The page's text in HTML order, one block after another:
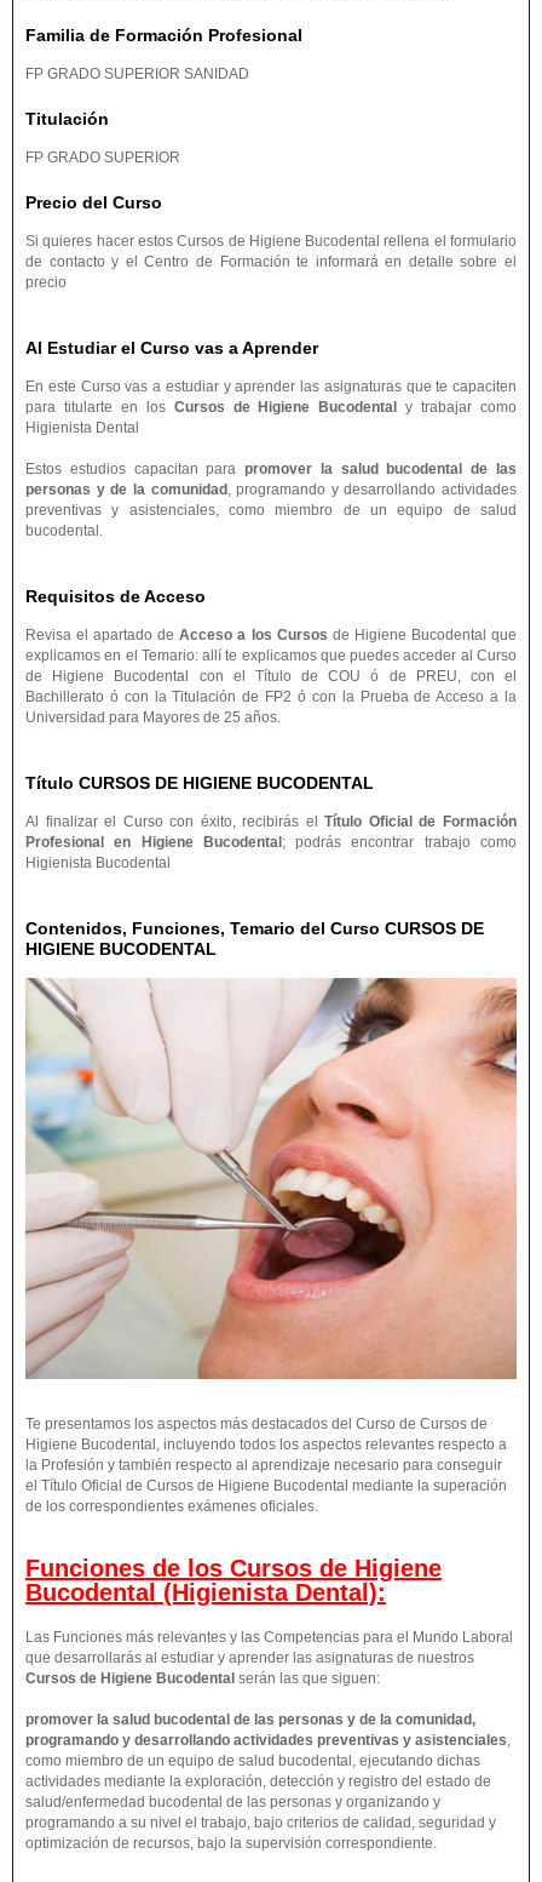
Familia de Formación Profesional
FP GRADO SUPERIOR SANIDAD
Titulación
FP GRADO SUPERIOR
Precio del Curso
Si quieres hacer estos Cursos de Higiene Bucodental rellena el formulario
de contacto y el Centro de Formación te informará en detalle sobre el
precio
Al Estudiar el Curso vas a Aprender
En este Curso vas a estudiar y aprender las asignaturas que te capaciten
para titularte en los Cursos de Higiene Bucodental
y trabajar como
Higienista Dental
Estos estudios capacitan parapromover la salud bucodental de las
personas y de la comunidad , programando y desarrollando actividades
preventivas y asistenciales, como miembro de un equipo de salud
bucodental.
Requisitos de Acceso
Revisa el apartado deAcceso a los Cursos de Higiene Bucodental que
explicamos en el Temario: allí te explicamos que puedes acceder al Curso
de Higiene Bucodental con el Título de COU ó de PREU, con el
Bachillerato ó con la Titulación de FP2 ó con la Prueba de Acceso a la
Universidad para Mayores de 25 años.
Título CURSOS DE HIGIENE BUCODENTAL
Al finalizar el Curso con éxito, recibirás elTítulo Oficial de Formación
Profesional en Higiene Bucodental ; podrás encontrar trabajo como
Higienista Bucodental
Contenidos, Funciones, Temario del Curso CURSOS DE
HIGIENE BUCODENTAL
Te presentamos los aspectos más destacados del Curso de Cursos de
Higiene Bucodental, incluyendo todos los aspectos relevantes respecto a
la Profesión y también respecto al aprendizaje necesario para conseguir
el Título Oficial de Cursos de Higiene Bucodental mediante la superación
de los correspondientes exámenes oficiales.
Funciones de los Cursos de Higiene
Bucodental (Higienista Dental):
Las Funciones más relevantes y las Competencias para el Mundo Laboral
que desarrollarás al estudiar y aprender las asignaturas de nuestros
Cursos de Higiene Bucodental serán las que siguen:
promover la salud bucodental de las personas y de la comunidad,
programando y desarrollando actividades preventivas y asistenciales,
como miembro de un equipo de salud bucodental, ejecutando dichas
actividades mediante la exploración, detección y registro del estado de
salud/enfermedad bucodental de las personas y organizando y
programando a su nivel el trabajo, bajo criterios de calidad, seguridad y
optimización de recursos, bajo la supervisión correspondiente.